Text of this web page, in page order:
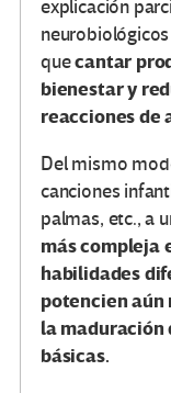
explicación
quecantar
bienestar y
reacciones de
Del mismo
canciones
palmas, etc., a
más compleja
habilidades
potencien aún
la
básicas.